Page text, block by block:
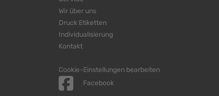
Wir über uns
Druck Etiketten
Individualisierung
Kontakt
Cookie-Einstellungen bearbeiten
Facebook